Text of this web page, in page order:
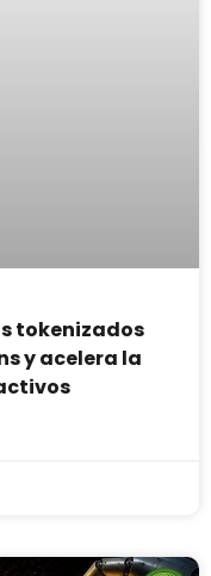
tokenizados
y acelera la